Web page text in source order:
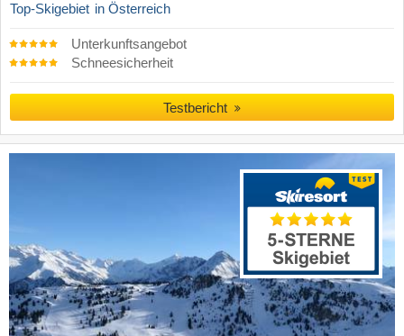
Top-Skigebiet in Österreich
Unterkunftsangebot
Schneesicherheit
Testbericht